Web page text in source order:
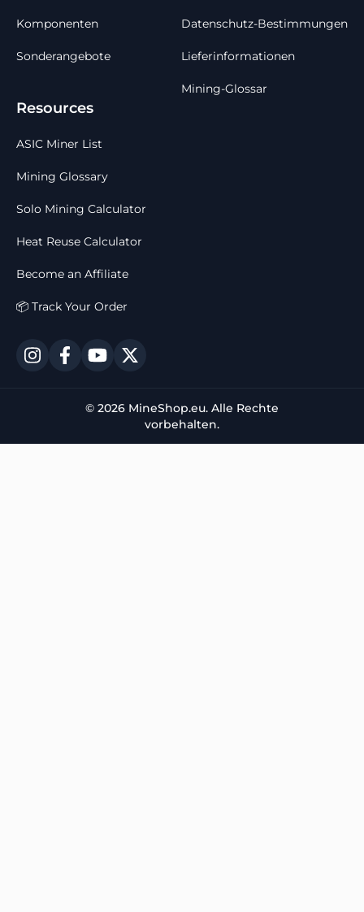
Komponenten
Sonderangebote
Datenschutz-Bestimmungen
Lieferinformationen
Mining-Glossar
Resources
ASIC Miner List
Mining Glossary
Solo Mining Calculator
Heat Reuse Calculator
Become an Affiliate
📦 Track Your Order
© 2026 MineShop.eu. Alle Rechte
vorbehalten.